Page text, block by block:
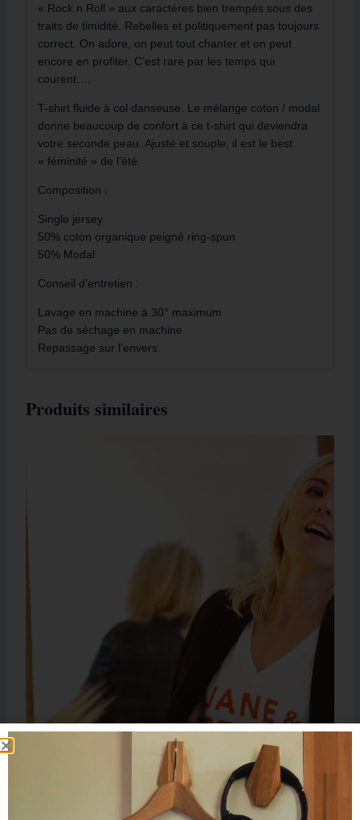
« Rock n Roll » aux caractères bien trempés sous des
traits de timidité. Rebelles et politiquement pas toujours
correct. On adore, on peut tout chanter et on peut
encore en profiter. C’est rare par les temps qui
courent….
T-shirt fluide à col danseuse. Le mélange coton / modal
donne beaucoup de confort à ce t-shirt qui deviendra
votre seconde peau. Ajusté et souple, il est le best
« féminité » de l’été.
Composition :
Single jersey
50% coton organique peigné ring-spun
50% Modal
Conseil d’entretien :
Lavage en machine à 30° maximum
Pas de séchage en machine
Repassage sur l’envers.
Produits similaires